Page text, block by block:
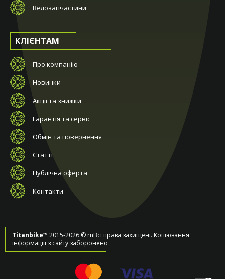
Велозапчастини
КЛІЄНТАМ
Про компанію
Новинки
Акції та знижки
Гарантія та сервіс
Обмін та повернення
Статті
Публічна оферта
Контакти
Titanbike™ 2015-2026 © rnВсі права захищені. Копіювання
інформаціїї з сайту заборонено